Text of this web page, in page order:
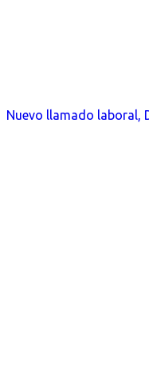
Nuevo llamado laboral,